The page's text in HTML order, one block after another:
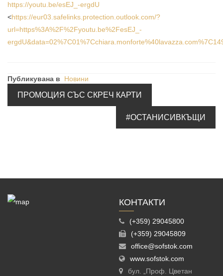
https://youtu.be/esEJ_-ergdU
<https://eur03.safelinks.protection.outlook.com/?
url=https%3A%2F%2Fyoutu.be%2FesEJ_-
Публикувана в Новини
ПРОМОЦИЯ СЪС СКРЕЧ КАРТИ
#ОСТАНИСИВКЪЩИ
КОНТАКТИ
(+359) 29045800
(+359) 29045809
office@sofstok.com
www.sofstok.com
бул. „Проф. Цветан